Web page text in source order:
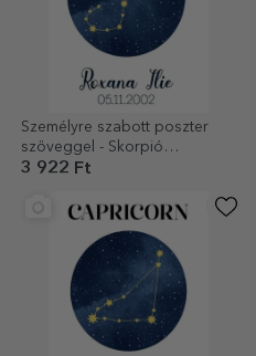
Személyre szabott poszter
szöveggel - Skorpió
csillagkép
3 922 Ft